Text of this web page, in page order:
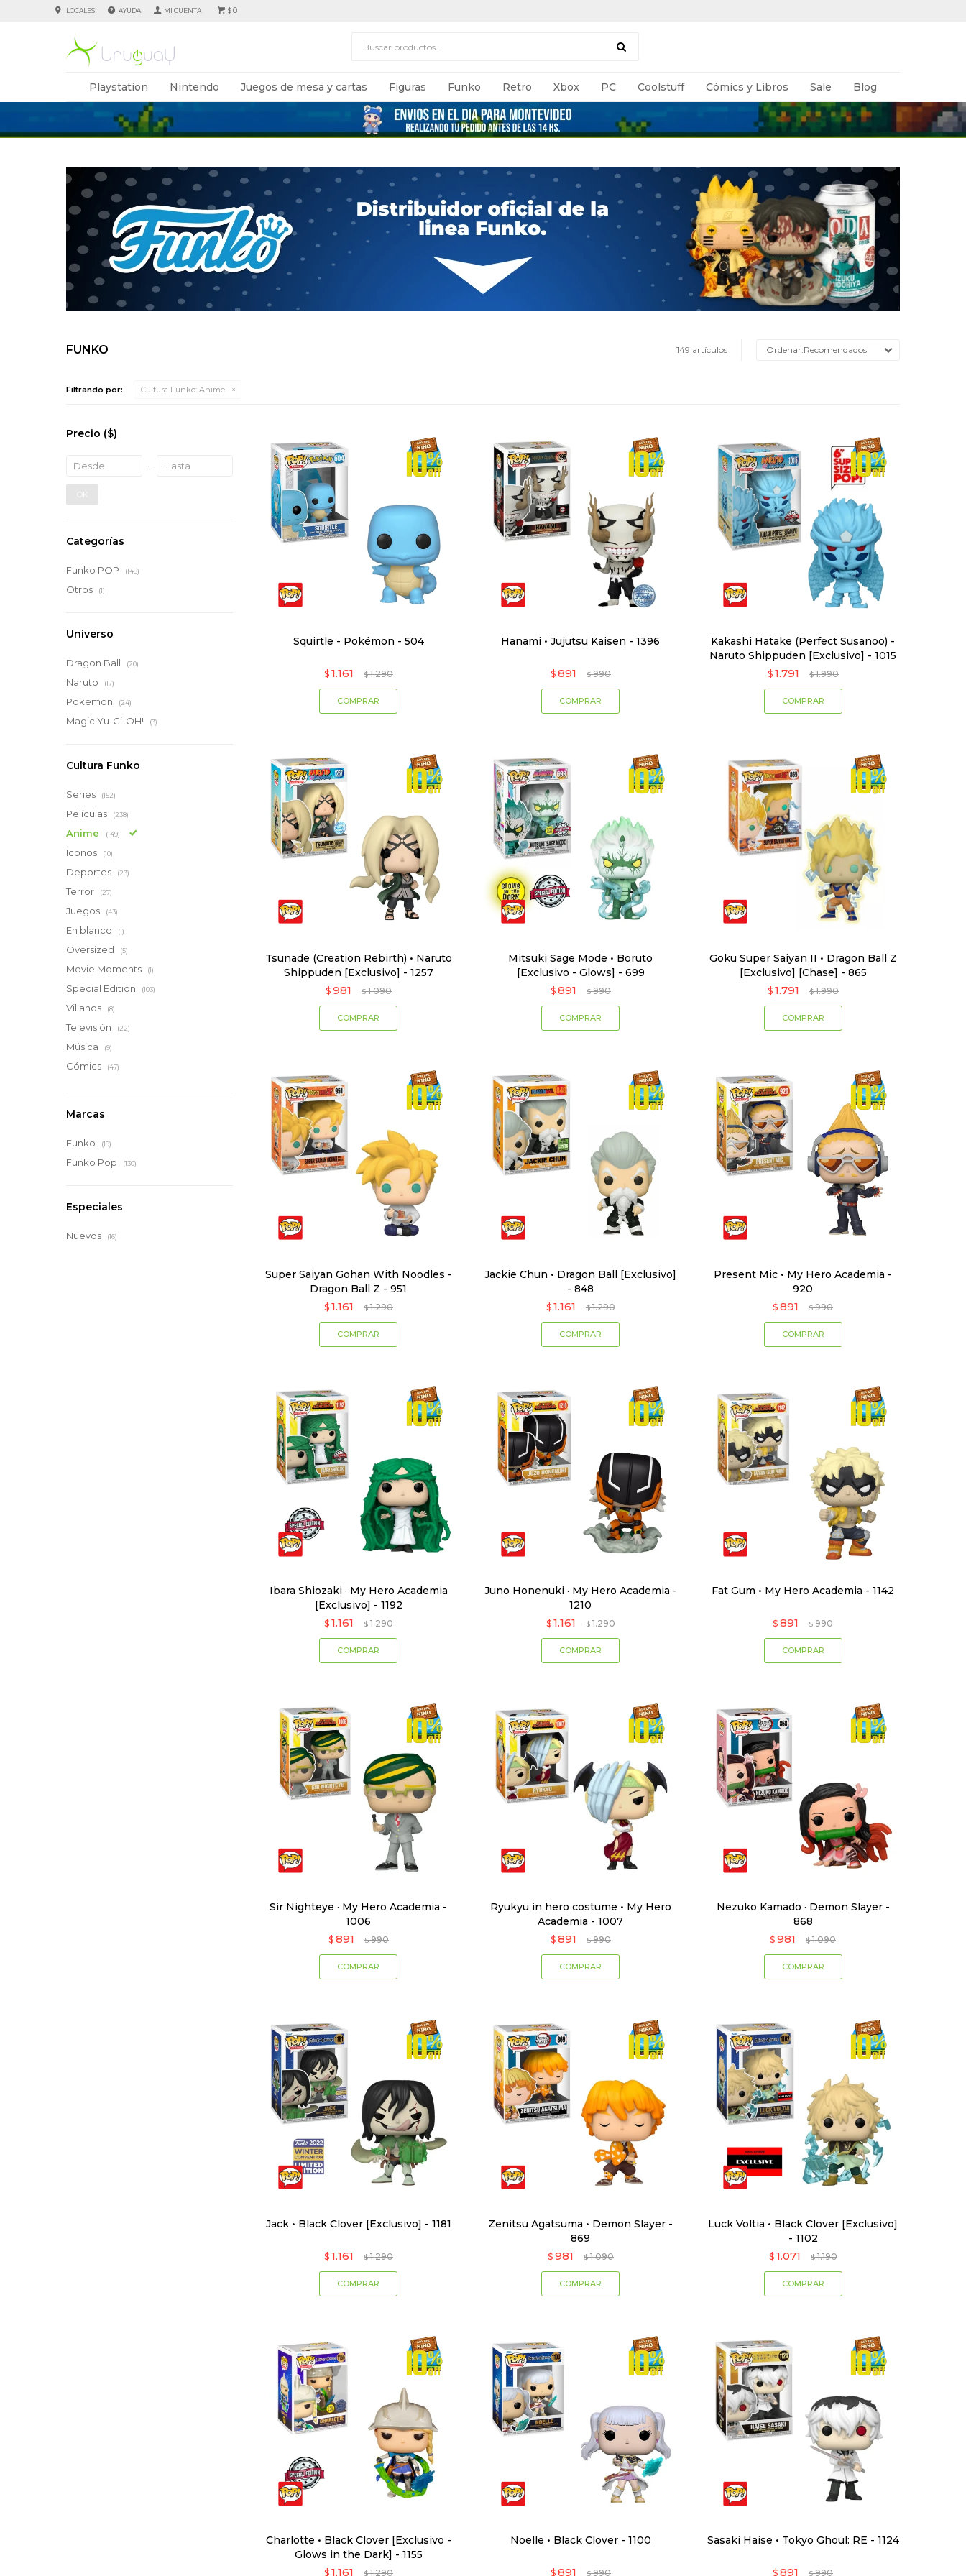
Playstation Nintendo Juegos de mesa y cartas Figuras Funko Retro Xbox PC Coolstuff Cómics y Libros Sale Blog
$0
LOCALES AYUDA
FUNKO 149 artículos Recomendados
Filtrando por: Cultura Funko: Anime
Squirtle - Pokémon - 504
$ 1.161 $ 1.290
Hanami • Jujutsu Kaisen - 1396
$ 891 $ 990
Kakashi Hatake (Perfect Susanoo) -
Naruto Shippuden [Exclusivo] - 1015
$ 1.791 $ 1.990
Tsunade (Creation Rebirth) • Naruto
Shippuden [Exclusivo] - 1257
$ 981 $ 1.090
Mitsuki Sage Mode • Boruto
[Exclusivo - Glows] - 699
$ 891 $ 990
Goku Super Saiyan II • Dragon Ball Z
[Exclusivo] [Chase] - 865
$ 1.791 $ 1.990
Super Saiyan Gohan With Noodles -
Dragon Ball Z - 951
$ 1.161 $ 1.290
Jackie Chun • Dragon Ball [Exclusivo]
- 848
$ 1.161 $ 1.290
Present Mic • My Hero Academia -
920
$ 891 $ 990
Ibara Shiozaki · My Hero Academia
[Exclusivo] - 1192
$ 1.161 $ 1.290
Juno Honenuki · My Hero Academia -
1210
$ 1.161 $ 1.290
Fat Gum • My Hero Academia - 1142
$ 891 $ 990
Sir Nighteye · My Hero Academia -
1006
$ 891 $ 990
Ryukyu in hero costume • My Hero
Academia - 1007
$ 891 $ 990
Nezuko Kamado · Demon Slayer -
868
$ 981 $ 1.090
Jack • Black Clover [Exclusivo] - 1181
$ 1.161 $ 1.290
Zenitsu Agatsuma • Demon Slayer -
869
$ 981 $ 1.090
Luck Voltia • Black Clover [Exclusivo]
- 1102
$ 1.071 $ 1.190
Charlotte • Black Clover [Exclusivo -
Glows in the Dark] - 1155
$ 1.161 $ 1.290
Noelle • Black Clover - 1100
$ 891 $ 990
Sasaki Haise • Tokyo Ghoul: RE - 1124
$ 891 $ 990
Categorías
Funko POP (148)
Otros (1)
Marcas
Funko (19)
Funko Pop (130)
Precio ($)
OK
Especiales
Nuevos (16)
Cultura Funko
Series (152)
Películas (238)
Anime (149)
Iconos (10)
Deportes (23)
Terror (27)
Juegos (43)
En blanco (1)
Oversized (5)
Movie Moments (1)
Special Edition (103)
Villanos (8)
Televisión (22)
Música (9)
Cómics (47)
Universo
Dragon Ball (20)
Naruto (17)
Pokemon (24)
Magic Yu-Gi-OH! (3)